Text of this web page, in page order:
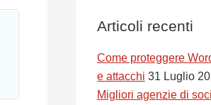
Articoli recenti
Come proteggere
e attacchi 31 Luglio
Migliori agenzie di